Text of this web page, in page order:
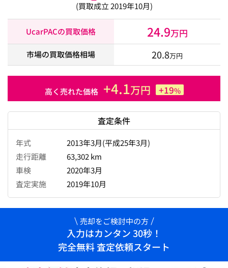
(買取成立 2019年10月)
UcarPACの買取価格 24.9万円
市場の買取価格相場 20.8万円
高く売れた価格 +4.1万円 +19%
査定条件
年式
2013年3月(平成25年3月)
走行距離
63,302 km
車検
2020年3月
査定実施
2019年10月
売却をご検討中の方
入力はカンタン 30秒！
完全無料 査定依頼スタート